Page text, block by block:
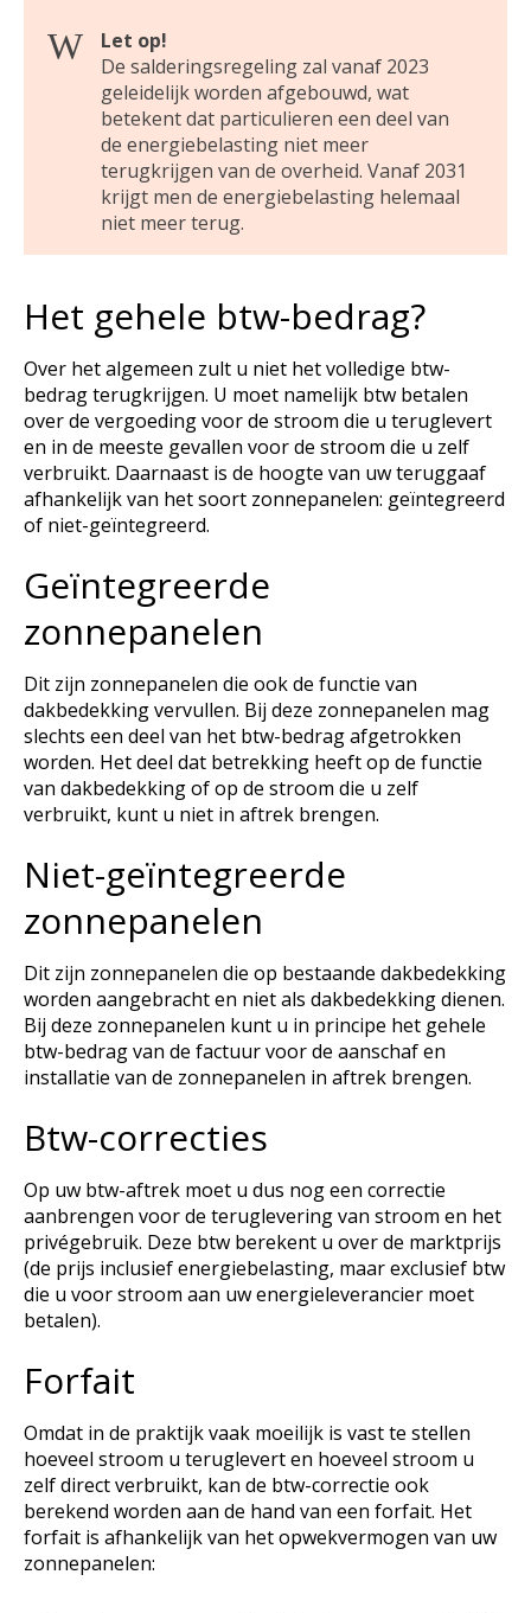
Let op!
De salderingsregeling zal vanaf 2023
geleidelijk worden afgebouwd, wat
betekent dat particulieren een deel van
de energiebelasting niet meer
terugkrijgen van de overheid. Vanaf 2031
krijgt men de energiebelasting helemaal
niet meer terug.
Het gehele btw-bedrag?
Over het algemeen zult u niet het volledige btw-
bedrag terugkrijgen. U moet namelijk btw betalen
over de vergoeding voor de stroom die u teruglevert
en in de meeste gevallen voor de stroom die u zelf
verbruikt. Daarnaast is de hoogte van uw teruggaaf
afhankelijk van het soort zonnepanelen: geïntegreerd
of niet-geïntegreerd.
Geïntegreerde
zonnepanelen
Dit zijn zonnepanelen die ook de functie van
dakbedekking vervullen. Bij deze zonnepanelen mag
slechts een deel van het btw-bedrag afgetrokken
worden. Het deel dat betrekking heeft op de functie
van dakbedekking of op de stroom die u zelf
verbruikt, kunt u niet in aftrek brengen.
Niet-geïntegreerde
zonnepanelen
Dit zijn zonnepanelen die op bestaande dakbedekking
worden aangebracht en niet als dakbedekking dienen.
Bij deze zonnepanelen kunt u in principe het gehele
btw-bedrag van de factuur voor de aanschaf en
installatie van de zonnepanelen in aftrek brengen.
Btw-correcties
Op uw btw-aftrek moet u dus nog een correctie
aanbrengen voor de teruglevering van stroom en het
privégebruik. Deze btw berekent u over de marktprijs
(de prijs inclusief energiebelasting, maar exclusief btw
die u voor stroom aan uw energieleverancier moet
betalen).
Forfait
Omdat in de praktijk vaak moeilijk is vast te stellen
hoeveel stroom u teruglevert en hoeveel stroom u
zelf direct verbruikt, kan de btw-correctie ook
berekend worden aan de hand van een forfait. Het
forfait is afhankelijk van het opwekvermogen van uw
zonnepanelen: